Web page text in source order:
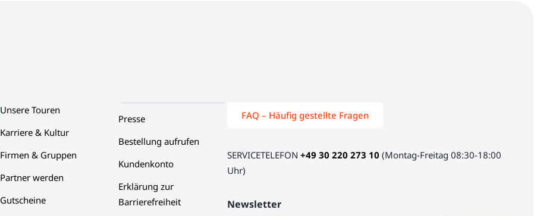
Unsere Touren
Karriere & Kultur
Firmen & Gruppen
Partner werden
Gutscheine
Presse
Bestellung aufrufen
Kundenkonto
Erklärung zur
Barrierefreiheit
FAQ – Häufig gestellte Fragen
SERVICETELEFON+49 30 220 273 10 (Montag-Freitag 08:30-18:00
Uhr)
Newsletter